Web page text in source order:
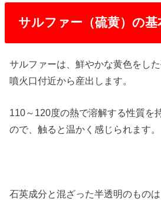
サルファー（硫黄）の基
サルファーは、鮮やかな黄色をし
噴火口付近から産出します。
110～120度の熱で溶解する性質を
ので、触ると温かく感じられます。
石英成分と混ざった半透明のもの